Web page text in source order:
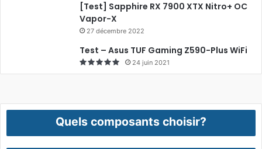
[Test] Sapphire RX 7900 XTX Nitro+ OC
Vapor-X
27 décembre 2022
Test – Asus TUF Gaming Z590-Plus WiFi
24 juin 2021
Quels composants choisir?